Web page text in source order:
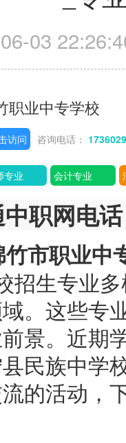
03
职业中专学校
访问 咨询电话：
专业 会计专业
职网电
市职业中
招生专业
。这些专
景。近期
民族中学
的活动，